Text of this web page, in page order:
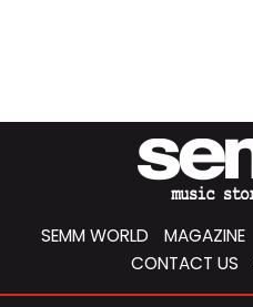
SEMM WORLD MAGAZINE
CONTACT US